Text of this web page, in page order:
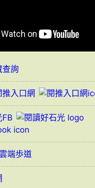
查詢
入口網
FB
端歩道